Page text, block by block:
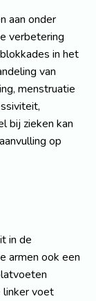
aan onder
verbetering
in het
van
menstruatie
bij zieken kan
op
in de
armen ook een
linker voet